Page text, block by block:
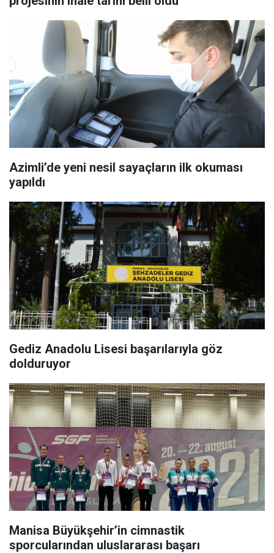
Azimli’de yeni nesil sayaçların ilk okuması
yapıldı
Gediz Anadolu Lisesi başarılarıyla göz
dolduruyor
Manisa Büyükşehir’in cimnastik
sporcularından uluslararası başarı